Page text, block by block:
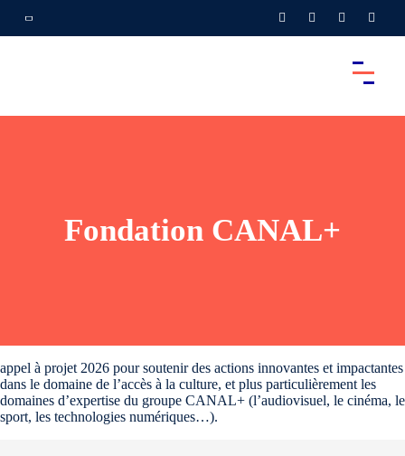
Fondation CANAL+
appel à projet 2026 pour soutenir des actions innovantes et impactantes
dans le domaine de l’accès à la culture, et plus particulièrement les
domaines d’expertise du groupe CANAL+ (l’audiovisuel, le cinéma, le
sport, les technologies numériques…).